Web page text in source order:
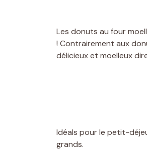
Les donuts au four
! Contrairement aux
délicieux et moelleux
Idéals pour le petit-
grands.